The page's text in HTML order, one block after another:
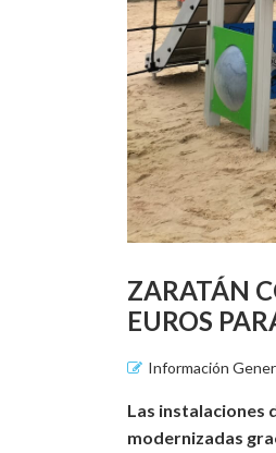
ZARATÁN
EUROS
Información
Las instalaciones
modernizadas